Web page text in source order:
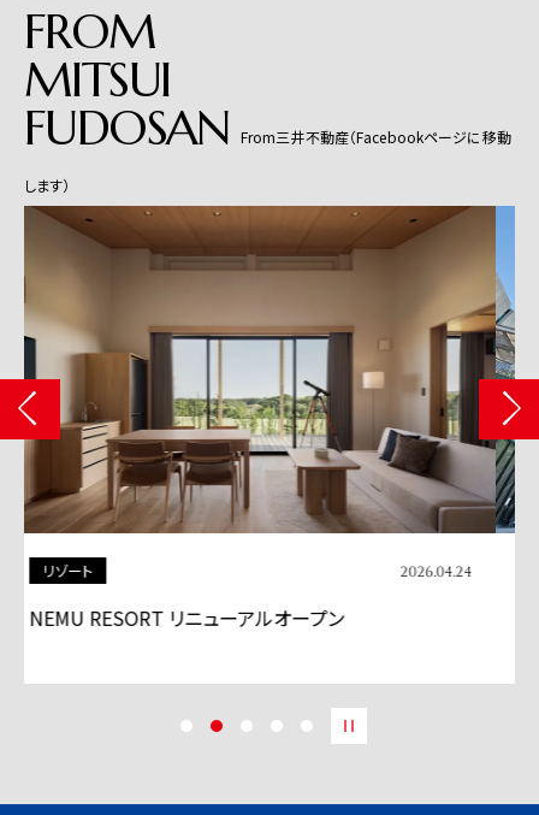
FROM
MITSUI
FUDOSAN From三井不動産（Facebookページに移動
します）
商業施設 2026.04.13
「BASEGATE横浜関内」グランドオープン